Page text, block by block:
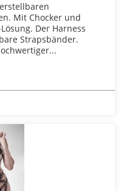
Mit Chocker und
Der Harness
Strapsbänder.